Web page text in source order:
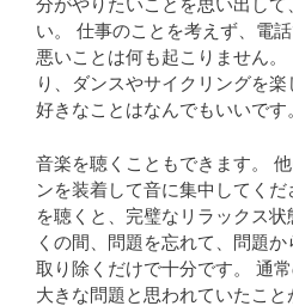
分がやりたいことを思い出して
い。 仕事のことを考えず、電
悪いことは何も起こりません
り、ダンスやサイクリングを楽
好きなことはなんでもいいです
音楽を聴くこともできます。
ンを装着して音に集中してく
を聴くと、完璧なリラックス
くの間、問題を忘れて、問題
取り除くだけで十分です。 通
大きな問題と思われていたこ